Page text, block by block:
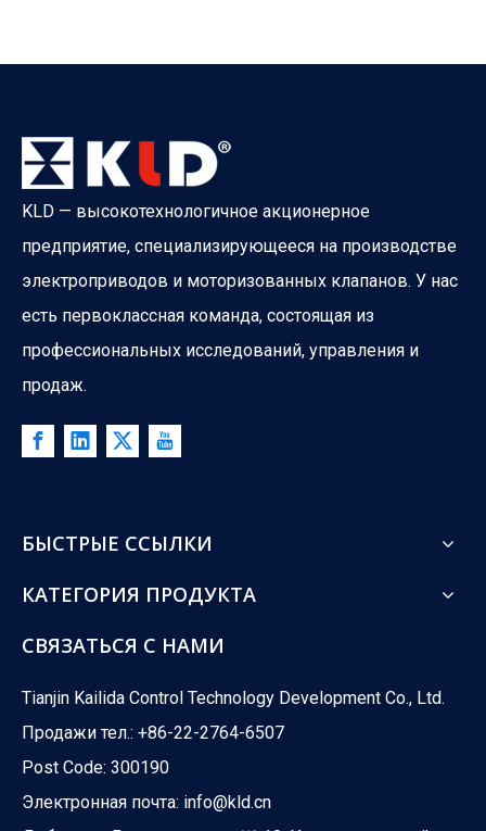
KLD — высокотехнологичное акционерное
предприятие, специализирующееся на производстве
электроприводов и моторизованных клапанов. У нас
есть первоклассная команда, состоящая из
профессиональных исследований, управления и
продаж.
БЫСТРЫЕ ССЫЛКИ
КАТЕГОРИЯ ПРОДУКТА
СВЯЗАТЬСЯ С НАМИ
Tianjin Kailida Control Technology Development Co., Ltd.
Продажи тел.: +86-22-2764-6507
Post Code: 300190
Электронная почта: info@kld.cn